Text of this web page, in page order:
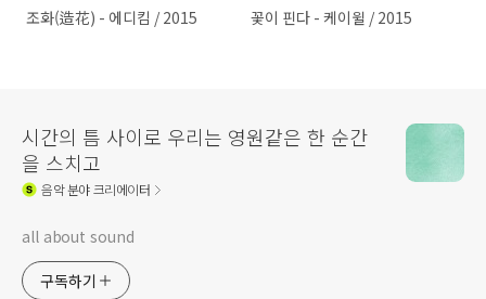
조화(造花) - 에디킴 / 2015 꽃이 핀다 - 케이윌 / 2015
시간의 틈 사이로 우리는 영원같은 한 순간
을 스치고
음악분야 크리에이터
all about sound
구독하기